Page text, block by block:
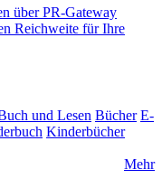
über PR-Gateway
Reichweite für Ihre
und Lesen Bücher E-
Kinderbücher
Mehr